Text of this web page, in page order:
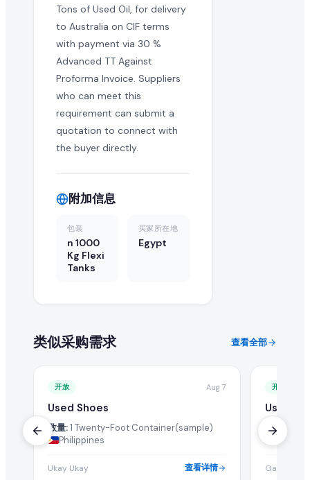
Tons of Used Oil, for delivery
to Australia on CIF terms
with payment via 30 %
Advanced TT Against
Proforma Invoice. Suppliers
who can meet this
requirement can submit a
quotation to connect with
the buyer directly.
附加信息
包装
n 1000
Kg Flexi
Tanks
买家所在地
Egypt
类似采购需求 查看全部
开放 Aug 7
Used Shoes
数量:1 Twenty-Foot Container(sample)
Philippines
Ukay Ukay 查看详情
开放
Used
数量:
United
Gandhi